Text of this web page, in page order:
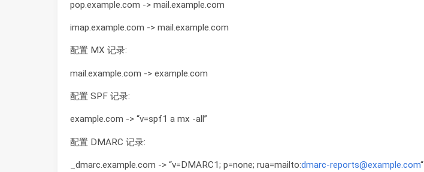
pop.example.com -> mail.example.com
imap.example.com -> mail.example.com
配置 MX 记录:
mail.example.com -> example.com
配置 SPF 记录:
example.com -> “v=spf1 a mx -all”
配置 DMARC 记录:
_dmarc.example.com -> “v=DMARC1; p=none; rua=mailto:dmarc-reports@example.com“